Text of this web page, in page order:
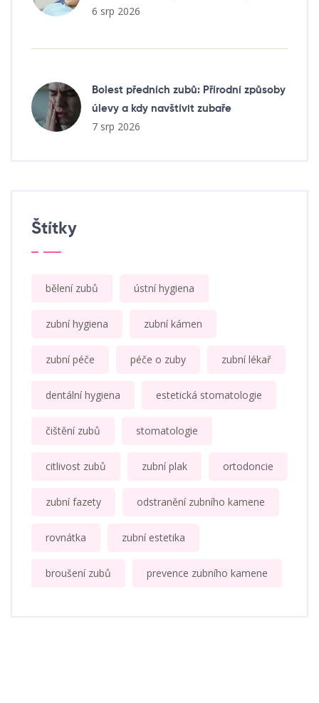
6 srp 2026
Bolest předních zubů: Přírodní způsoby
úlevy a kdy navštívit zubaře
7 srp 2026
Štítky
bělení zubů ústní hygiena
zubní hygiena zubní kámen
zubní péče péče o zuby zubní lékař
dentální hygiena estetická stomatologie
čištění zubů stomatologie
citlivost zubů zubní plak ortodoncie
zubní fazety odstranění zubního kamene
rovnátka zubní estetika
broušení zubů prevence zubního kamene